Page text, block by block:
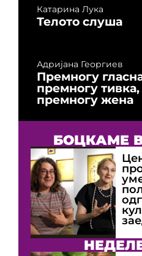
Катарина Лука
Телото слуша
Адријана Георгиев
Премногу
премногу тивка,
премногу жена
БОЦКАМЕ